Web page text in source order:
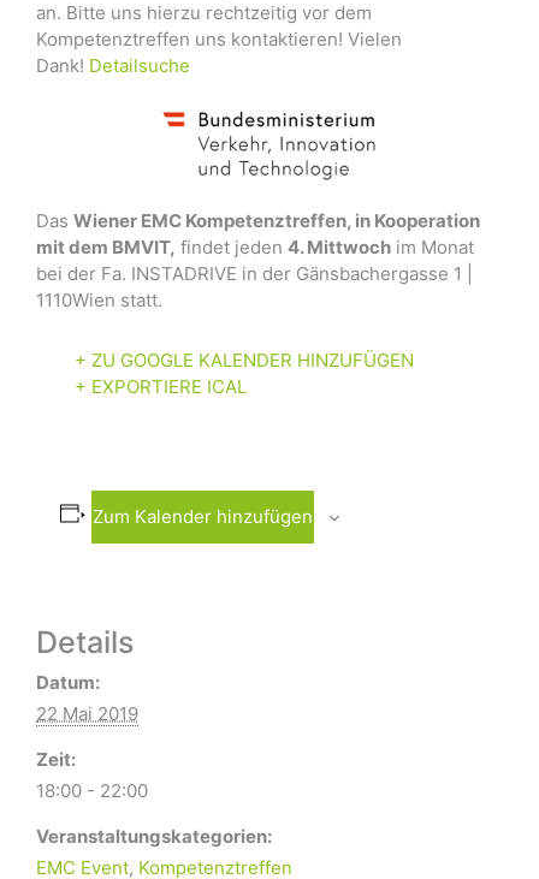
an. Bitte uns hierzu rechtzeitig vor dem
Kompetenztreffen uns kontaktieren! Vielen
Dank! Detailsuche
Das Wiener EMC Kompetenztreffen, in Kooperation
mit dem BMVIT, findet jeden 4. Mittwoch im Monat
bei der Fa. INSTADRIVE in der Gänsbachergasse 1 |
1110Wien statt.
+ ZU GOOGLE KALENDER HINZUFÜGEN
+ EXPORTIERE ICAL
Zum Kalender hinzufügen
Details
Datum:
22 Mai 2019
Zeit:
18:00 - 22:00
Veranstaltungskategorien:
EMC Event, Kompetenztreffen